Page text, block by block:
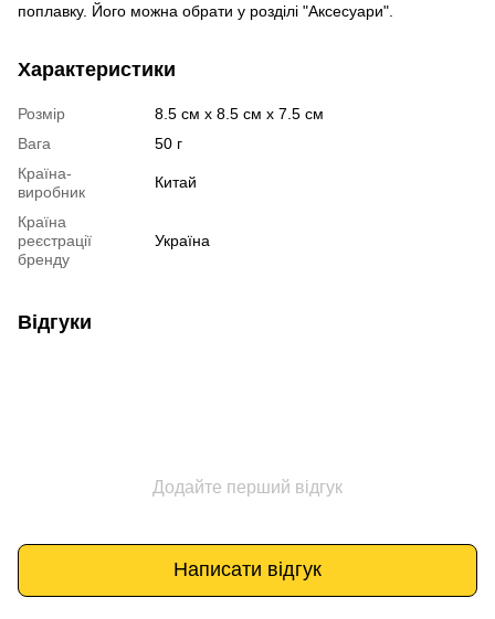
поплавку. Його можна обрати у розділі "Аксесуари".
Характеристики
Розмір
8.5 см х 8.5 см х 7.5 см
Вага
50 г
Країна-
виробник
Китай
Країна
реєстрації
бренду
Україна
Відгуки
Додайте перший відгук
Написати відгук